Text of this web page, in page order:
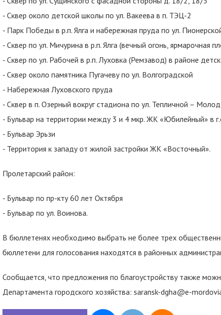
- Сквер около детской школы по ул. Вакеева в п. ТЭЦ-2
- Парк Победы в р.п. Ялга и набережная пруда по ул.
- Сквер по ул. Мичурина в р.п. Ялга (вечный огонь, ярмарочная
- Сквер по ул. Рабочей в р.п. Луховка (Ремзавод) в районе
- Сквер около памятника Пугачеву по ул. Волгоградской
- Набережная Луховского пруда
- Сквер в п. Озерный вокруг стадиона по ул. Тепличной –
- Бульвар на территории между 3 и 4 мкр. ЖК «Юбилейный» в
- Бульвар Эрьзи
- Территория к западу от жилой застройки ЖК «Восточный».
Пролетарский район:
- Бульвар по пр-кту 60 лет Октября
- Бульвар по ул. Воинова.
В бюллетенях необходимо выбрать не более трех
бюллетени для голосования находятся в районных
Сообщается, что предложения по благоустройству также
Департамента городского хозяйства: saransk-dgha@e-